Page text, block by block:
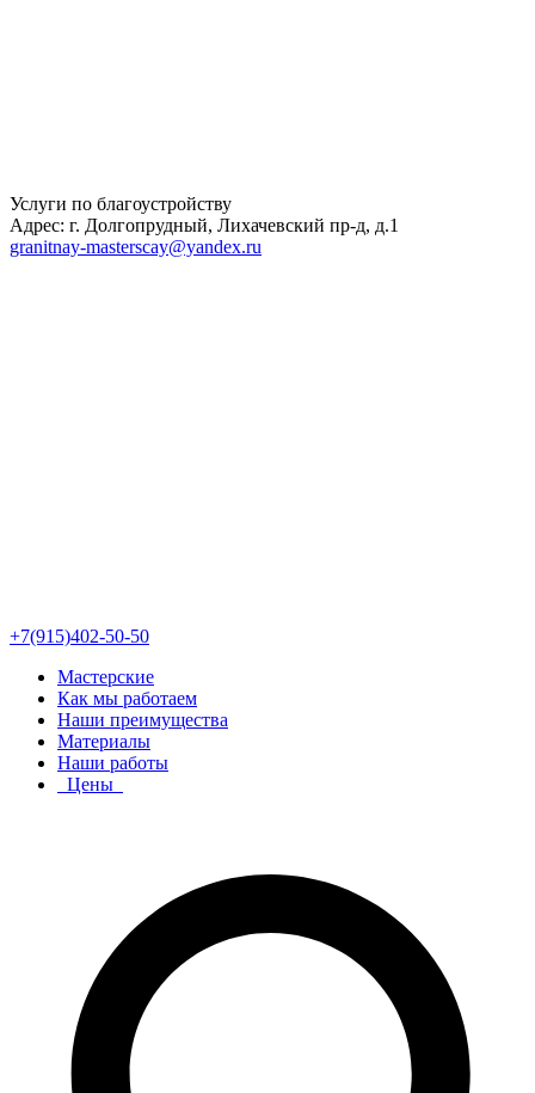
Услуги по благоустройству
Адрес: г. Долгопрудный, Лихачевский пр-д, д.1
granitnay-masterscay@yandex.ru
+7(915)402-50-50
Мастерские
Как мы работаем
Наши преимущества
Материалы
Наши работы
Цены